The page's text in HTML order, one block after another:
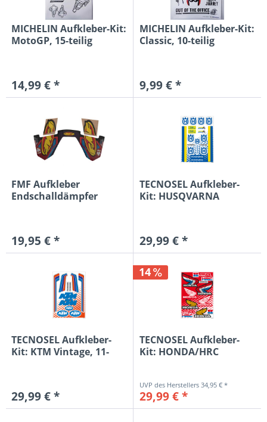
MICHELIN Aufkleber-Kit:
MotoGP, 15-teilig
14,99 € *
MICHELIN Aufkleber-Kit:
Classic, 10-teilig
9,99 € *
FMF Aufkleber
Endschalldämpfer
19,95 € *
TECNOSEL Aufkleber-
Kit: HUSQVARNA
29,99 € *
TECNOSEL Aufkleber-
Kit: KTM Vintage, 11-
29,99 € *
14
TECNOSEL Aufkleber-
Kit: HONDA/HRC
34,95 € *
29,99 € *